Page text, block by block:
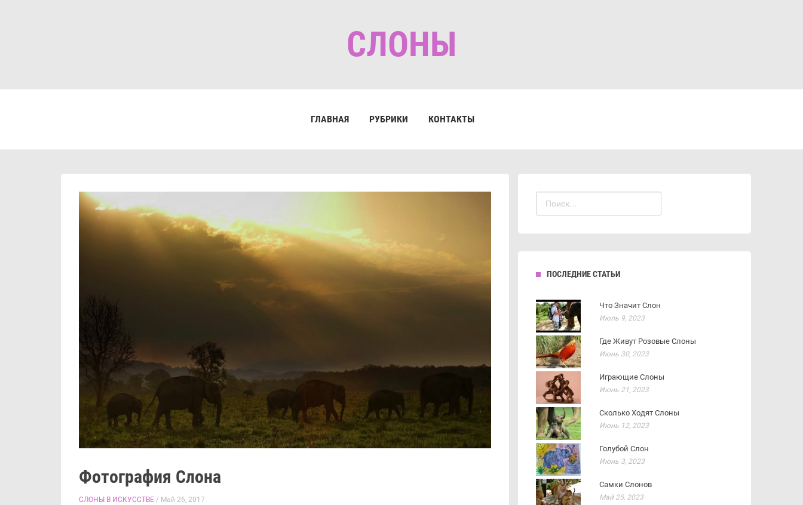
СЛОНЫ
ГЛАВНАЯ РУБРИКИ КОНТАКТЫ
Фотография Слона
СЛОНЫ В ИСКУССТВЕ / Май 26, 2017
ПОСЛЕДНИЕ СТАТЬИ
Что Значит Слон
Июль 9, 2023
Где Живут Розовые Слоны
Июнь 30, 2023
Играющие Слоны
Июнь 21, 2023
Сколько Ходят Слоны
Июнь 12, 2023
Голубой Слон
Июнь 3, 2023
Самки Слонов
Май 25, 2023